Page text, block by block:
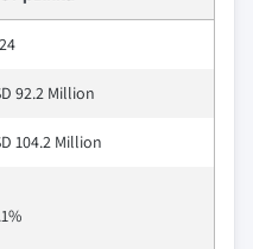
92.2 Million
104.2 Million